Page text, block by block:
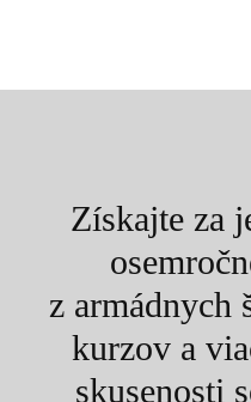
Získajte za
z armádnych
kurzov a
skusenosti